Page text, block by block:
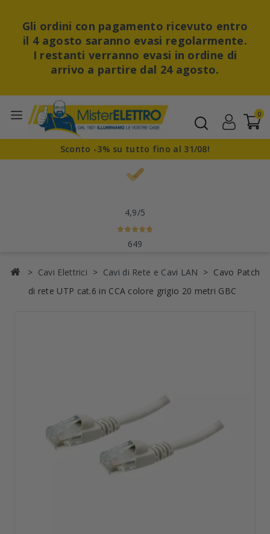
Gli ordini con pagamento ricevuto entro
il 4 agosto saranno evasi regolarmente.
I restanti verranno evasi in ordine di
arrivo a partire dal 24 agosto.
0
Sconto -3% su tutto fino al 31/08!
4,9/5
649
Cavi Elettrici Cavi di Rete e Cavi LAN
Cavo Patch
di rete UTP cat.6 in CCA colore grigio 20 metri GBC